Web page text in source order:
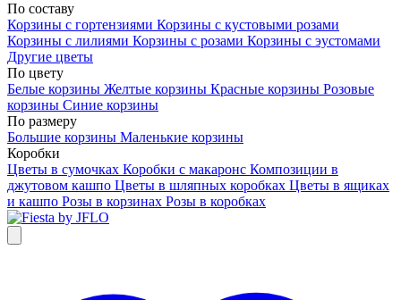
По составу
Корзины с гортензиями Корзины с кустовыми розами
Корзины с лилиями Корзины с розами Корзины с эустомами
Другие цветы
По цвету
Белые корзины Желтые корзины Красные корзины Розовые
корзины Синие корзины
По размеру
Большие корзины Маленькие корзины
Коробки
Цветы в сумочках Коробки с макаронс Композиции в
джутовом кашпо Цветы в шляпных коробках Цветы в ящиках
и кашпо Розы в корзинах Розы в коробках